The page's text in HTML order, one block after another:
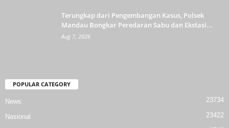
Terungkap dari Pengembangan Kasus, Polsek
Mandau Bongkar Peredaran Sabu dan Ekstasi...
Aug 7, 2026
POPULAR CATEGORY
News 23734
Nasional
23422